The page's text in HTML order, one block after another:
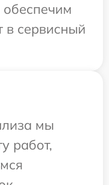
в сервисный
мы
работ,